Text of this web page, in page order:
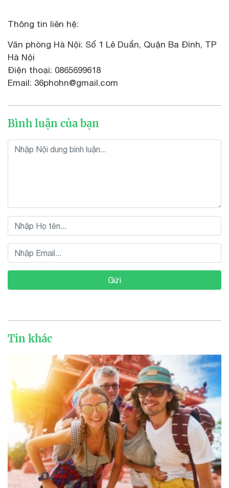
Thông tin liên hệ:
Văn phòng Hà Nội: Số 1 Lê Duẩn, Quận Ba Đình, TP
Hà Nội
Điện thoại: 0865699618
Email: 36phohn@gmail.com
Bình luận của bạn
Gửi
Tin khác